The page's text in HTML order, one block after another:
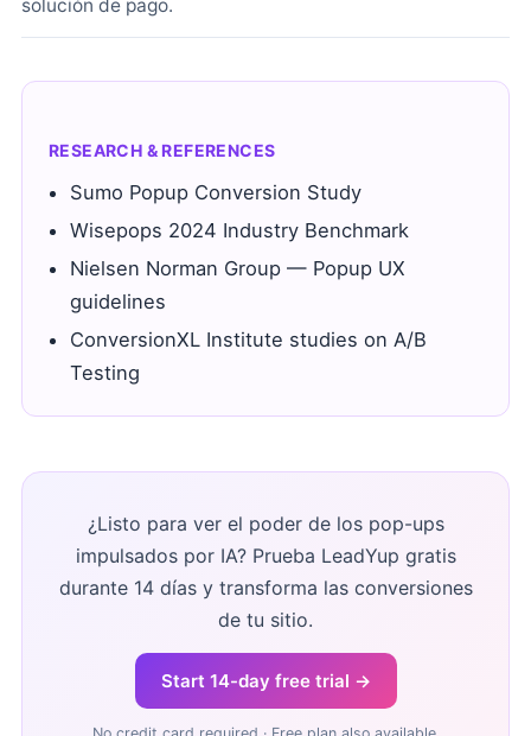
solución de pago.
RESEARCH & REFERENCES
Sumo Popup Conversion Study
Wisepops 2024 Industry Benchmark
Nielsen Norman Group — Popup UX
guidelines
ConversionXL Institute studies on A/B
Testing
¿Listo para ver el poder de los pop-ups
impulsados por IA? Prueba LeadYup gratis
durante 14 días y transforma las conversiones
de tu sitio.
Start 14-day free trial →